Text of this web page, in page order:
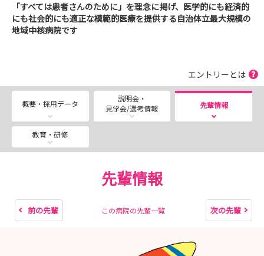
「すべては患者さんのために」を理念に掲げ、医学的にも経済的
にも社会的にも適正な模範的医療を提供する自治体立最大規模の
地域中核病院です
エントリーとは
概要・採用データ
説明会・
見学会/選考情報
先輩情報
教育・研修
先輩情報
前の先輩 この病院の先輩一覧 次の先輩